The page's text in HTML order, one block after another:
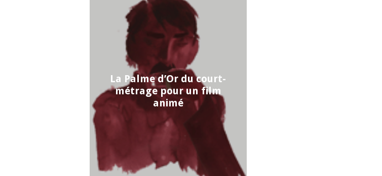
La Palme d’Or du court-
métrage pour un film
animé